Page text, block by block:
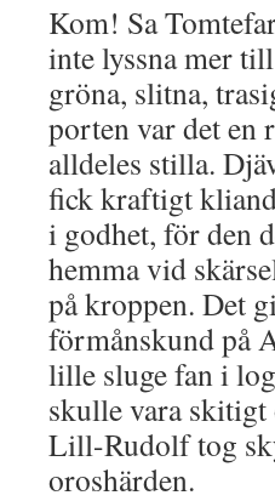
Kom! Sa
inte lyssna mer
gröna, slitna,
porten var det en
alldeles stilla.
fick kraftigt
i godhet, för den
hemma vid
på kroppen. Det
förmånskund på
lille sluge fan i
skulle vara
Lill-Rudolf tog
oroshärden.